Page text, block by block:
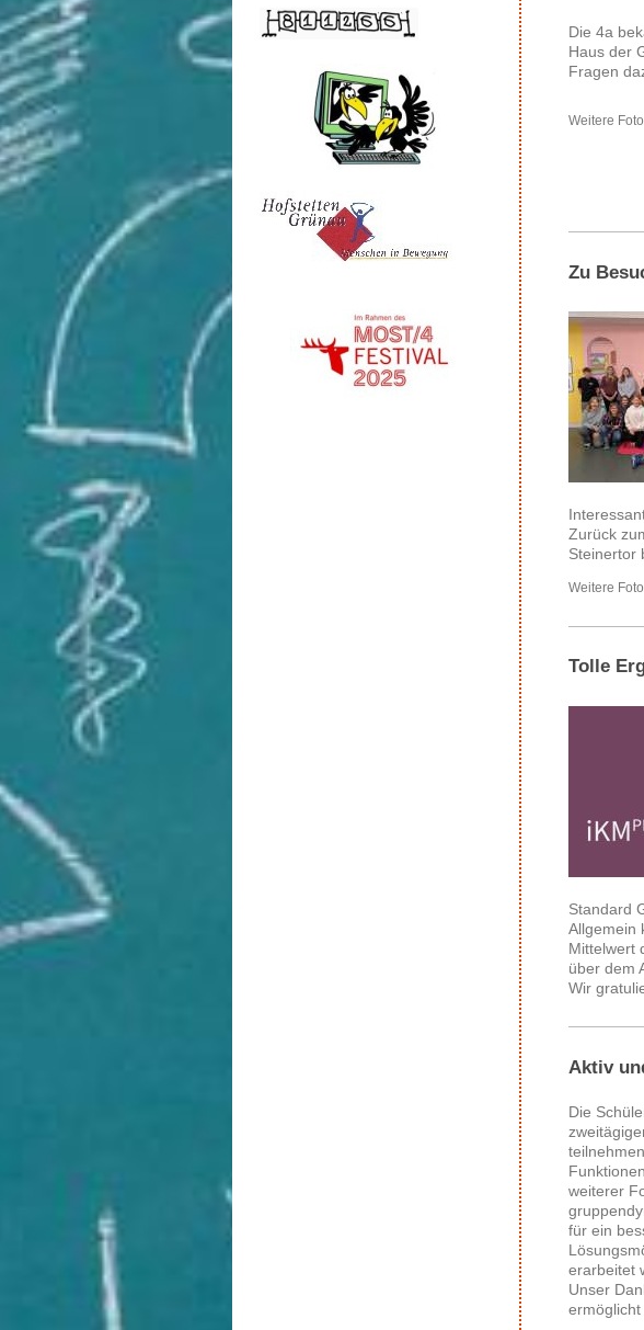
Die 4a
Haus der
Fragen
Weitere
Zu
Zurück
Steinertor
Weitere
Tolle
Standard
Allgemein
Mittelwert
über dem
Wir
Aktiv
Die
weiterer
für ein
erarbeitet
Unser
ermöglicht